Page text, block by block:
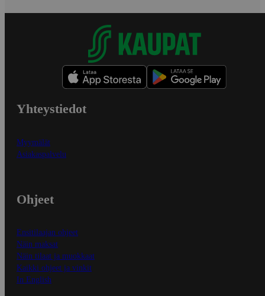
Yhteystiedot
Myymälät
Asiakaspalvelu
Ohjeet
Ensitilaajan ohjeet
Näin maksat
Näin tilaat ja muokkaat
Kaikki ohjeet ja vinkit
In English